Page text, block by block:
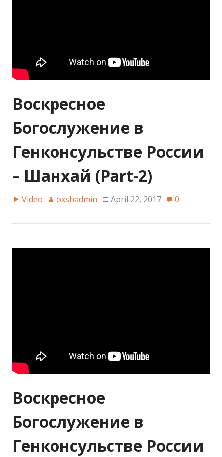
Воскресное
Богослужение в
Генконсульстве России
– Шанхай (Part-2)
Video oxshadmin April 22, 2017 0
Воскресное
Богослужение в
Генконсульстве России